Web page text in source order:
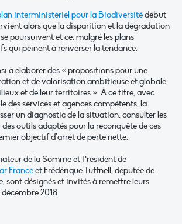
interministériel pour la Biodiversitédébut
alors que la disparition et la dégradation
poursuivent et ce, malgré les plans
qui peinent à renverser la tendance.
à élaborer des « propositions pour une
et de valorisation ambitieuse et globale
et de leur territoires ». À ce titre, avec
des services et agences compétents, la
un diagnostic de la situation, consulter les
outils adaptés pour la reconquête de ces
objectif d’arrêt de perte nette.
de la Somme et Président de
Franceet Frédérique Tuffnell, députée de
sont désignés et invités à remettre leurs
2018.